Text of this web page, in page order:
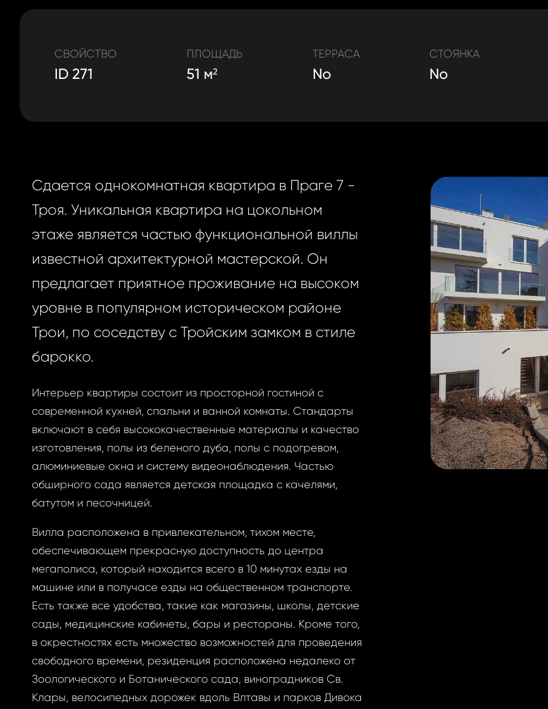
СВОЙСТВО
ID 271
ПЛОЩАДЬ
51 м2
ТЕРРАСА
No
СТОЯНКА
No
Сдается однокомнатная квартира в Праге 7 -
Троя. Уникальная квартира на цокольном
этаже является частью функциональной виллы
известной архитектурной мастерской. Он
предлагает приятное проживание на высоком
уровне в популярном историческом районе
Трои, по соседству с Тройским замком в стиле
барокко.
Интерьер квартиры состоит из просторной гостиной с
современной кухней, спальни и ванной комнаты. Стандарты
включают в себя высококачественные материалы и качество
изготовления, полы из беленого дуба, полы с подогревом,
алюминиевые окна и систему видеонаблюдения. Частью
обширного сада является детская площадка с качелями,
батутом и песочницей.
Вилла расположена в привлекательном, тихом месте,
обеспечивающем прекрасную доступность до центра
мегаполиса, который находится всего в 10 минутах езды на
машине или в получасе езды на общественном транспорте.
Есть также все удобства, такие как магазины, школы, детские
сады, медицинские кабинеты, бары и рестораны. Кроме того,
в окрестностях есть множество возможностей для проведения
свободного времени, резиденция расположена недалеко от
Зоологического и Ботанического сада, виноградников Св.
Клары, велосипедных дорожек вдоль Влтавы и парков Дивока